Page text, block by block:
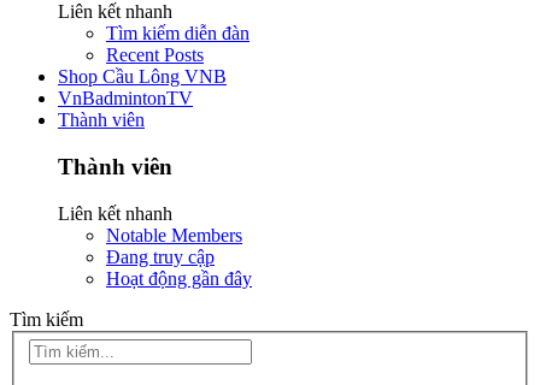
Liên kết nhanh
Tìm kiếm diễn đàn
Recent Posts
Shop Cầu Lông VNB
VnBadmintonTV
Thành viên
Thành viên
Liên kết nhanh
Notable Members
Đang truy cập
Hoạt động gần đây
Tìm kiếm